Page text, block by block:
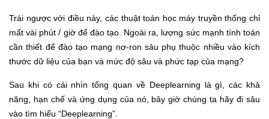
Trái ngược với điều này, các thuật toán học máy truyền thống chỉ
mất vài phút / giờ để đào tạo. Ngoài ra, lượng sức mạnh tính toán
cần thiết để đào tạo mạng nơ-ron sâu phụ thuộc nhiều vào kích
thước dữ liệu của bạn và mức độ sâu và phức tạp của mạng?
Sau khi có cái nhìn tổng quan về Deeplearning là gì, các khả
năng, hạn chế và ứng dụng của nó, bây giờ chúng ta hãy đi sâu
vào tìm hiểu “Deeplearning”.